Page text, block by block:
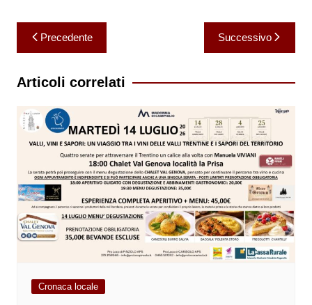
Navigazione
articoli
Precedente Successivo
Articoli correlati
Cronaca locale